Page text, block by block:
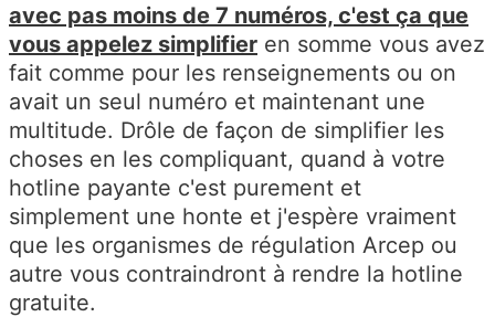
avec pas moins de 7 numéros, c'est ça que
vous appelez simplifier en somme vous avez
fait comme pour les renseignements ou on
avait un seul numéro et maintenant une
multitude. Drôle de façon de simplifier les
choses en les compliquant, quand à votre
hotline payante c'est purement et
simplement une honte et j'espère vraiment
que les organismes de régulation Arcep ou
autre vous contraindront à rendre la hotline
gratuite.